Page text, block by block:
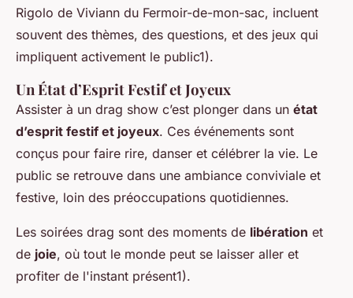
Rigolo de Viviann du Fermoir-de-mon-sac, incluent
souvent des thèmes, des questions, et des jeux qui
impliquent activement le public1).
Un État d’Esprit Festif et Joyeux
Assister à un drag show c’est plonger dans un état
d’esprit festif et joyeux. Ces événements sont
conçus pour faire rire, danser et célébrer la vie. Le
public se retrouve dans une ambiance conviviale et
festive, loin des préoccupations quotidiennes.
Les soirées drag sont des moments de libération et
de joie, où tout le monde peut se laisser aller et
profiter de l'instant présent1).